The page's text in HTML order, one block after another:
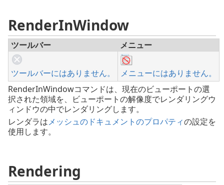
RenderInWindow
ツールバー メニュー
ツールバーにはありません。
メニューにはありません。
RenderInWindowコマンドは、現在のビューポートの選
択された領域を、ビューポートの解像度でレンダリングウ
ィンドウの中でレンダリングします。
レンダラはメッシュのドキュメントのプロパティの設定を
使用します。
Rendering